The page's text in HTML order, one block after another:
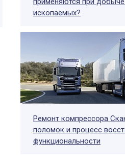
ископаемых?
Ремонт компрессора
поломок и процесс
функциональности